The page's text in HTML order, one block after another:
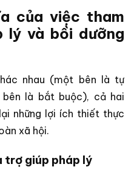
của việc tham
lý và bồi dưỡng
nhau (một bên là tự
là bắt buộc), cả hai
những lợi ích thiết thực
xã hội.
trợ giúp pháp lý